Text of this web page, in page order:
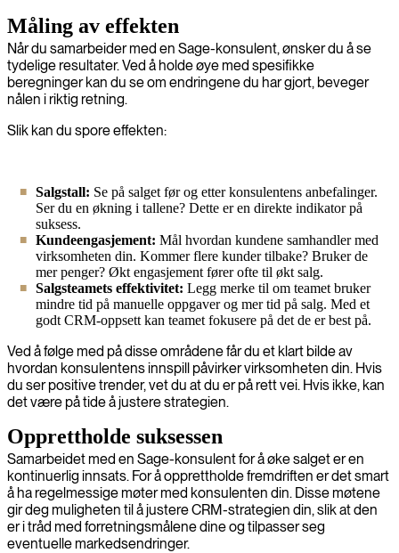
Måling av effekten
Når du samarbeider med en Sage-konsulent, ønsker du å se
tydelige resultater. Ved å holde øye med spesifikke
beregninger kan du se om endringene du har gjort, beveger
nålen i riktig retning.
Slik kan du spore effekten:
Salgstall: Se på salget før og etter konsulentens anbefalinger.
Ser du en økning i tallene? Dette er en direkte indikator på
suksess.
Kundeengasjement: Mål hvordan kundene samhandler med
virksomheten din. Kommer flere kunder tilbake? Bruker de
mer penger? Økt engasjement fører ofte til økt salg.
Salgsteamets effektivitet: Legg merke til om teamet bruker
mindre tid på manuelle oppgaver og mer tid på salg. Med et
godt CRM-oppsett kan teamet fokusere på det de er best på.
Ved å følge med på disse områdene får du et klart bilde av
hvordan konsulentens innspill påvirker virksomheten din. Hvis
du ser positive trender, vet du at du er på rett vei. Hvis ikke, kan
det være på tide å justere strategien.
Opprettholde suksessen
Samarbeidet med en Sage-konsulent for å øke salget er en
kontinuerlig innsats. For å opprettholde fremdriften er det smart
å ha regelmessige møter med konsulenten din. Disse møtene
gir deg muligheten til å justere CRM-strategien din, slik at den
er i tråd med forretningsmålene dine og tilpasser seg
eventuelle markedsendringer.